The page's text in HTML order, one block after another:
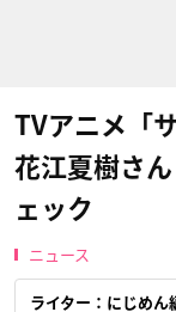
TVアニメ「
花江夏樹さ
ェック
ニュース
ライター：にじめん